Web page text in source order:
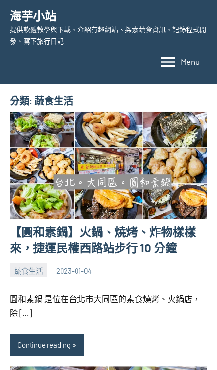
content
海芋小站
提供軟體教學與下載、介紹有趣網站、探索蔬食資訊、記錄程式開
發、寫下旅行日記
Menu
分類: 蔬食生活
【圓和素鍋】火鍋、燒烤、炸物樣樣
來，捷運民權西路站步行 10 分鐘
蔬食生活 2023-01-04
張
芋
No
圓和素鍋 是位在台北市大同區的素食燒烤、火鍋店，
除 […]
Continue reading